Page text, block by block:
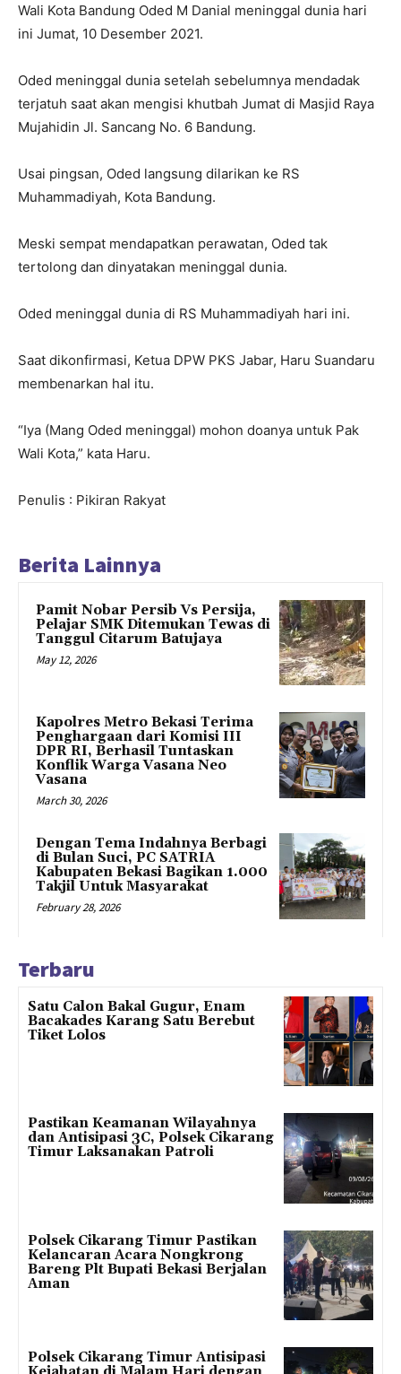
Wali Kota Bandung Oded M Danial meninggal dunia hari
ini Jumat, 10 Desember 2021.
Oded meninggal dunia setelah sebelumnya mendadak
terjatuh saat akan mengisi khutbah Jumat di Masjid Raya
Mujahidin Jl. Sancang No. 6 Bandung.
Usai pingsan, Oded langsung dilarikan ke RS
Muhammadiyah, Kota Bandung.
Meski sempat mendapatkan perawatan, Oded tak
tertolong dan dinyatakan meninggal dunia.
Oded meninggal dunia di RS Muhammadiyah hari ini.
Saat dikonfirmasi, Ketua DPW PKS Jabar, Haru Suandaru
membenarkan hal itu.
“Iya (Mang Oded meninggal) mohon doanya untuk Pak
Wali Kota,” kata Haru.
Penulis : Pikiran Rakyat
Berita Lainnya
Pamit Nobar Persib Vs Persija,
Pelajar SMK Ditemukan Tewas di
Tanggul Citarum Batujaya
May 12, 2026
Kapolres Metro Bekasi Terima
Penghargaan dari Komisi III
DPR RI, Berhasil Tuntaskan
Konflik Warga Vasana Neo
Vasana
March 30, 2026
Dengan Tema Indahnya Berbagi
di Bulan Suci, PC SATRIA
Kabupaten Bekasi Bagikan 1.000
Takjil Untuk Masyarakat
February 28, 2026
Terbaru
Satu Calon Bakal Gugur, Enam
Bacakades Karang Satu Berebut
Tiket Lolos
Pastikan Keamanan Wilayahnya
dan Antisipasi 3C, Polsek Cikarang
Timur Laksanakan Patroli
Polsek Cikarang Timur Pastikan
Kelancaran Acara Nongkrong
Bareng Plt Bupati Bekasi Berjalan
Aman
Polsek Cikarang Timur Antisipasi